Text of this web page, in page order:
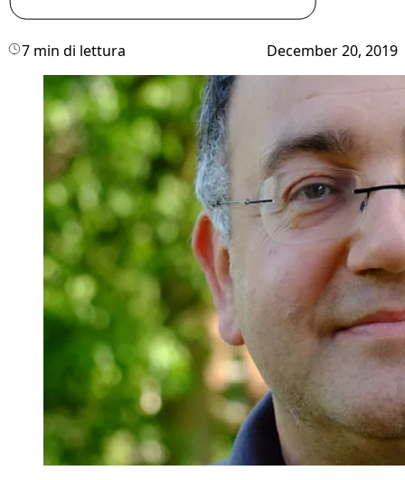
7 min di lettura December 20, 2019